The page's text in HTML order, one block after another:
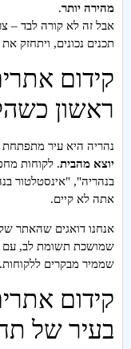
מהירה יותר.
אבל זה לא קורה לבד –
תכנים נכונים, ויתחזק
קידום
ראשון
נהריה היא עיר
יוצא מהבית. לקוחות
בנהריה", "אינסטלטור
אתה לא קיים.
אנחנו דואגים שהאתר
שמושכת תשומת לב, עם
שממיר מבקרים ללקוחות.
קידום
בעיר של